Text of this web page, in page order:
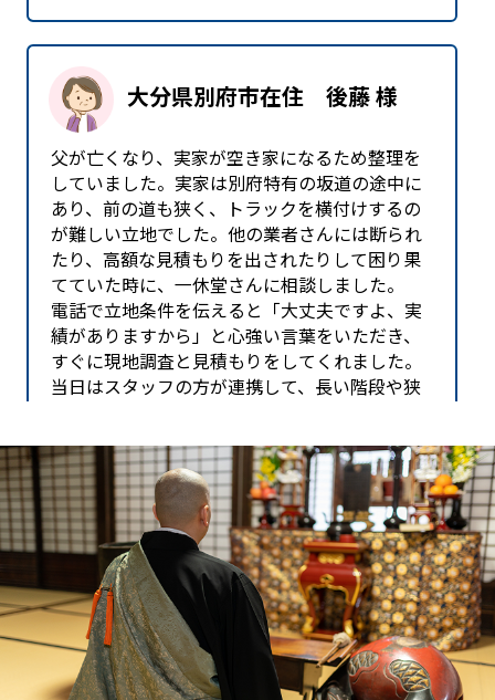
大分県別府市在住 後藤 様
父が亡くなり、実家が空き家になるため整理を
していました。実家は別府特有の坂道の途中に
あり、前の道も狭く、トラックを横付けするの
が難しい立地でした。他の業者さんには断られ
たり、高額な見積もりを出されたりして困り果
てていた時に、一休堂さんに相談しました。
電話で立地条件を伝えると「大丈夫ですよ、実
績がありますから」と心強い言葉をいただき、
すぐに現地調査と見積もりをしてくれました。
当日はスタッフの方が連携して、長い階段や狭
業前の読経もしっかり行われ、物理的な大変さ
だけでなく、心の問題にも寄り添ってくれる姿
勢に感動しました。
困難な場所でも嫌な顔ひとつせず、最後まで笑
顔で対応してくれたスタッフの皆さんに感謝で
す。別府市周辺で、立地や搬出に不安がある方
には特におすすめです。